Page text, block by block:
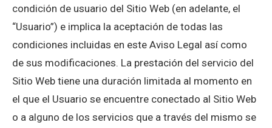
condición de usuario del Sitio Web (en adelante, el
“Usuario”) e implica la aceptación de todas las
condiciones incluidas en este Aviso Legal así como
de sus modificaciones. La prestación del servicio del
Sitio Web tiene una duración limitada al momento en
el que el Usuario se encuentre conectado al Sitio Web
o a alguno de los servicios que a través del mismo se